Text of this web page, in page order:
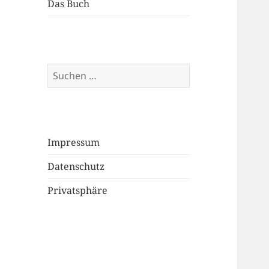
Das Buch
Suchen
nach:
Impressum
Datenschutz
Privatsphäre